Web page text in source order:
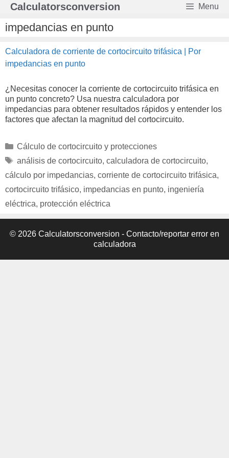
Saltar
contenido
Calculatorsconversion Menu
impedancias en punto
Calculadora de corriente de cortocircuito trifásica | Por
impedancias en punto
¿Necesitas conocer la corriente de cortocircuito trifásica en
un punto concreto? Usa nuestra calculadora por
impedancias para obtener resultados rápidos y entender los
factores que afectan la magnitud del cortocircuito.
Categorías
Cálculo de cortocircuito y protecciones
Etiquetas
análisis de cortocircuito, calculadora de cortocircuito,
cálculo por impedancias, corriente de cortocircuito trifásica,
cortocircuito trifásico, impedancias en punto, ingeniería
eléctrica, protección eléctrica
© 2026 Calculatorsconversion - Contacto/reportar error en
calculadora